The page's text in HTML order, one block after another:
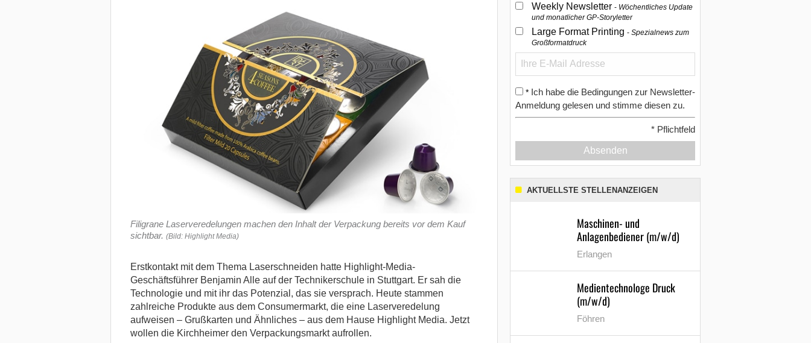
Filigrane Laserveredelungen machen den Inhalt der Verpackung bereits vor dem Kauf
sichtbar. (Bild: Highlight Media)
Erstkontakt mit dem Thema Laserschneiden hatte Highlight-Media-
Geschäftsführer Benjamin Alle auf der Technikerschule in Stuttgart. Er sah die
Technologie und mit ihr das Potenzial, das sie versprach. Heute stammen
zahlreiche Produkte aus dem Consumermarkt, die eine Laserveredelung
aufweisen – Grußkarten und Ähnliches – aus dem Hause Highlight Media. Jetzt
wollen die Kirchheimer den Verpackungsmarkt aufrollen.
Weekly Newsletter Wöchentliches Update
und monatlicher GP-Storyletter
Large Format Printing Spezialnews zum
Großformatdruck
* Ich habe die Bedingungen zur Newsletter-
Anmeldung gelesen und stimme diesen zu.
* Pflichtfeld
Absenden
AKTUELLSTE STELLENANZEIGEN
Maschinen- und
Anlagenbediener (m/w/d)
Erlangen
Medientechnologe Druck
(m/w/d)
Föhren